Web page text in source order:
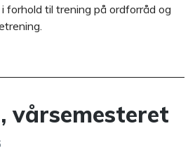
forhold til trening på ordforråd og
vårsemesteret